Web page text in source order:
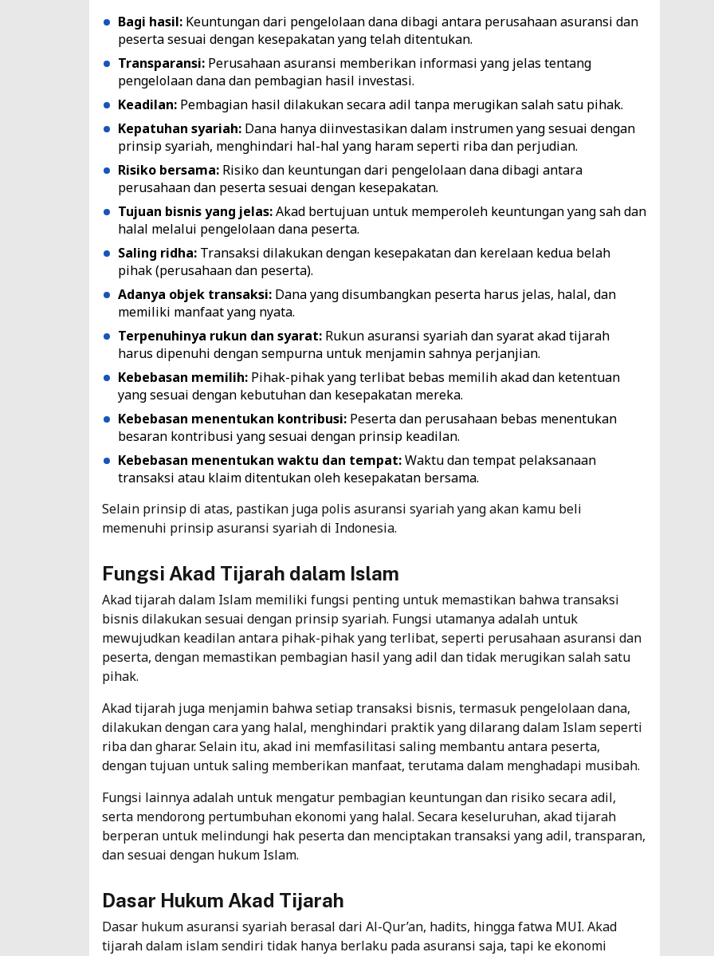
Bagi hasil: Keuntungan dari pengelolaan dana dibagi antara perusahaan asuransi dan
peserta sesuai dengan kesepakatan yang telah ditentukan.
Transparansi: Perusahaan asuransi memberikan informasi yang jelas tentang
pengelolaan dana dan pembagian hasil investasi.
Keadilan: Pembagian hasil dilakukan secara adil tanpa merugikan salah satu pihak.
Kepatuhan syariah: Dana hanya diinvestasikan dalam instrumen yang sesuai dengan
prinsip syariah, menghindari hal-hal yang haram seperti riba dan perjudian.
Risiko bersama: Risiko dan keuntungan dari pengelolaan dana dibagi antara
perusahaan dan peserta sesuai dengan kesepakatan.
Tujuan bisnis yang jelas:Akad bertujuan untuk memperoleh keuntungan yang sah dan
halal melalui pengelolaan dana peserta.
Saling ridha: Transaksi dilakukan dengan kesepakatan dan kerelaan kedua belah
pihak (perusahaan dan peserta).
Adanya objek transaksi: Dana yang disumbangkan peserta harus jelas, halal, dan
memiliki manfaat yang nyata.
Terpenuhinya rukun dan syarat: Rukun asuransi syariahdan syarat akad tijarah
harus dipenuhi dengan sempurna untuk menjamin sahnya perjanjian.
Kebebasan memilih: Pihak-pihak yang terlibat bebas memilih akad dan ketentuan
yang sesuai dengan kebutuhan dan kesepakatan mereka.
Kebebasan menentukan kontribusi: Peserta dan perusahaan bebas menentukan
besaran kontribusi yang sesuai dengan prinsip keadilan.
Kebebasan menentukan waktu dan tempat:Waktu dan tempat pelaksanaan
transaksi atau klaim ditentukan oleh kesepakatan bersama.
Selain prinsip di atas, pastikan juga polis asuransi syariah yang akan kamu beli
memenuhi prinsip asuransi syariah di Indonesia.
Fungsi Akad Tijarah dalam Islam
Akad tijarah dalam Islam memiliki fungsi penting untuk memastikan bahwa transaksi
bisnis dilakukan sesuai dengan prinsip syariah. Fungsi utamanya adalah untuk
mewujudkan keadilan antara pihak-pihak yang terlibat, seperti perusahaan asuransi dan
peserta, dengan memastikan pembagian hasil yang adil dan tidak merugikan salah satu
pihak.
Akad tijarah juga menjamin bahwa setiap transaksi bisnis, termasuk pengelolaan dana,
dilakukan dengan cara yang halal, menghindari praktik yang dilarang dalam Islam seperti
riba dan gharar. Selain itu, akad ini memfasilitasi saling membantu antara peserta,
dengan tujuan untuk saling memberikan manfaat, terutama dalam menghadapi musibah.
Fungsi lainnya adalah untuk mengatur pembagian keuntungan dan risiko secara adil,
serta mendorong pertumbuhan ekonomi yang halal. Secara keseluruhan, akad tijarah
berperan untuk melindungi hak peserta dan menciptakan transaksi yang adil, transparan,
dan sesuai dengan hukum Islam.
Dasar Hukum Akad Tijarah
Dasar hukum asuransi syariah berasal dari Al-Qur’an, hadits, hingga fatwa MUI. Akad
tijarah dalam islam sendiri tidak hanya berlaku pada asuransi saja, tapi ke ekonomi